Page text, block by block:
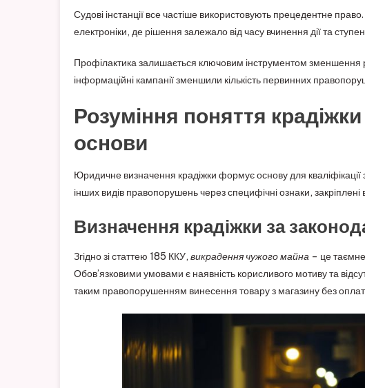
Судові інстанції все частіше використовують прецедентне
електроніки, де рішення залежало від часу вчинення дії та
Профілактика залишається ключовим інструментом зменшення
інформаційні кампанії зменшили кількість первинних
Розуміння поняття
основи
Юридичне визначення крадіжки формує основу для кваліфікації
інших видів правопорушень через специфічні ознаки, закріплені
Визначення крадіжки за
Згідно зі статтею 185 ККУ, викрадення чужого майна – це
Обов’язковими умовами є наявність корисливого мотиву та
таким правопорушенням винесення товару з магазину без